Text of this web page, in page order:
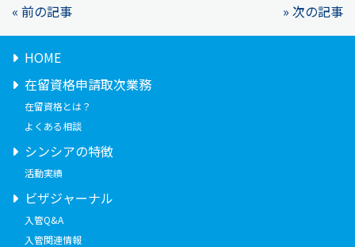
« 前の記事 » 次の記事
HOME
在留資格申請取次業務
在留資格とは？
よくある相談
シンシアの特徴
活動実績
ビザジャーナル
入管Q&A
入管関連情報